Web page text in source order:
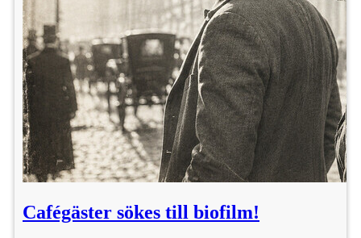
Cafégäster sökes till biofilm!